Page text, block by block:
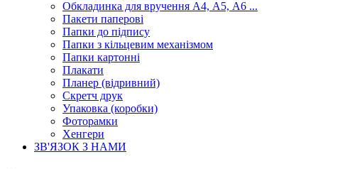
Обкладинка для вручення А4, А5, А6 ...
Пакети паперові
Папки до підпису
Папки з кільцевим механізмом
Папки картонні
Плакати
Планер (відривний)
Скретч друк
Упаковка (коробки)
Фоторамки
Хенгери
ЗВ'ЯЗОК З НАМИ